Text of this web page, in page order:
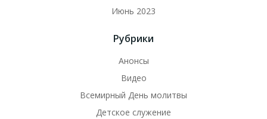
Июнь 2023
Рубрики
Анонсы
Видео
Всемирный День молитвы
Детское служение